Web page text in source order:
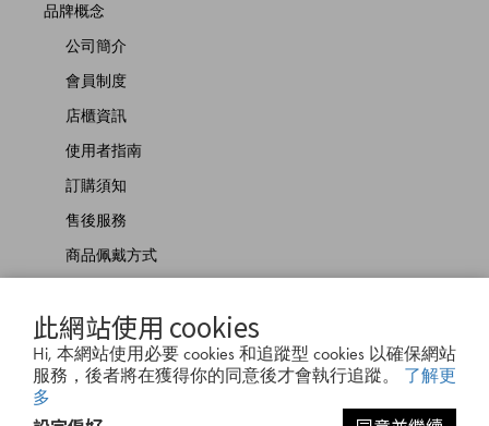
此網站使用 cookies
Hi, 本網站使用必要 cookies 和追蹤型 cookies 以確保網站
服務，後者將在獲得你的同意後才會執行追蹤。 了解更
多
品牌概念
公司簡介
會員制度
店櫃資訊
使用者指南
訂購須知
售後服務
商品佩戴方式